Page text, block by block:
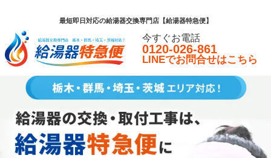
最短即日対応の給湯器交換専門店【給湯器特急便】
今すぐお電話
0120-026-861
LINEでお問合せはこちら